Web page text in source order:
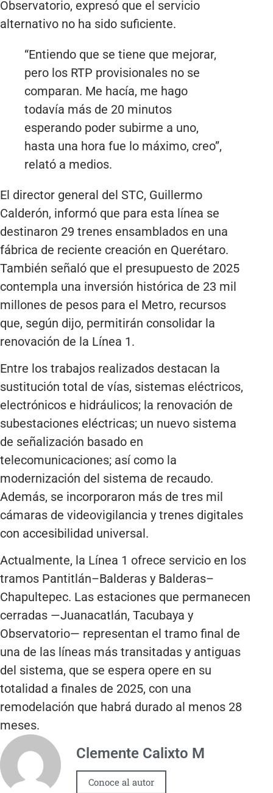
Observatorio, expresó que el servicio
alternativo no ha sido suficiente.
“Entiendo que se tiene que mejorar,
pero los RTP provisionales no se
comparan. Me hacía, me hago
todavía más de 20 minutos
esperando poder subirme a uno,
hasta una hora fue lo máximo, creo”,
relató a medios.
El director general del STC, Guillermo
Calderón, informó que para esta línea se
destinaron 29 trenes ensamblados en una
fábrica de reciente creación en Querétaro.
También señaló que el presupuesto de 2025
contempla una inversión histórica de 23 mil
millones de pesos para el Metro, recursos
que, según dijo, permitirán consolidar la
renovación de la Línea 1.
Entre los trabajos realizados destacan la
sustitución total de vías, sistemas eléctricos,
electrónicos e hidráulicos; la renovación de
subestaciones eléctricas; un nuevo sistema
de señalización basado en
telecomunicaciones; así como la
modernización del sistema de recaudo.
Además, se incorporaron más de tres mil
cámaras de videovigilancia y trenes digitales
con accesibilidad universal.
Actualmente, la Línea 1 ofrece servicio en los
tramos Pantitlán–Balderas y Balderas–
Chapultepec. Las estaciones que permanecen
cerradas —Juanacatlán, Tacubaya y
Observatorio— representan el tramo final de
una de las líneas más transitadas y antiguas
del sistema, que se espera opere en su
totalidad a finales de 2025, con una
remodelación que habrá durado al menos 28
meses.
Clemente Calixto M
Conoce al autor